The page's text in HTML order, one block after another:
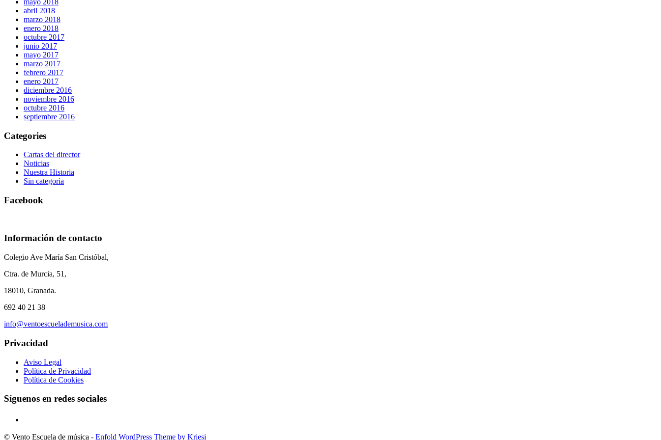
abril 2018
marzo 2018
enero 2018
octubre 2017
junio 2017
mayo 2017
marzo 2017
febrero 2017
enero 2017
diciembre 2016
noviembre 2016
octubre 2016
septiembre 2016
Categories
Cartas del director
Noticias
Nuestra Historia
Sin categoría
Facebook
Información de contacto
Colegio Ave María San Cristóbal,
Ctra. de Murcia, 51,
18010, Granada.
692 40 21 38
info@ventoescuelademusica.com
Privacidad
Aviso Legal
Política de Privacidad
Política de Cookies
Síguenos en redes sociales
© Vento Escuela de música - Enfold WordPress Theme by Kriesi